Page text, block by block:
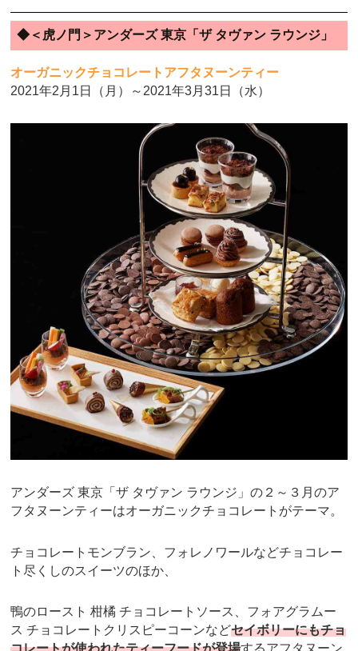
◆＜虎ノ門＞アンダーズ 東京「ザ タヴァン ラウンジ」
オーガニックチョコレートアフタヌーンティー
2021年2月1日（月）～2021年3月31日（水）
アンダーズ 東京「ザ タヴァン ラウンジ」の２～３月のア
フタヌーンティーはオーガニックチョコレートがテーマ。
チョコレートモンブラン、フォレノワールなどチョコレー
ト尽くしのスイーツのほか、
鴨のロースト 柑橘 チョコレートソース、フォアグラムー
ス チョコレートクリスピーコーンなどセイボリーにもチョ